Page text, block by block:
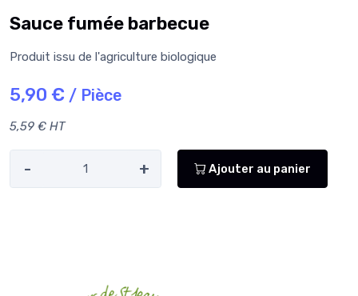
Sauce fumée barbecue
Produit issu de l'agriculture biologique
5,90 € / Pièce
5,59 € HT
- + Ajouter au panier